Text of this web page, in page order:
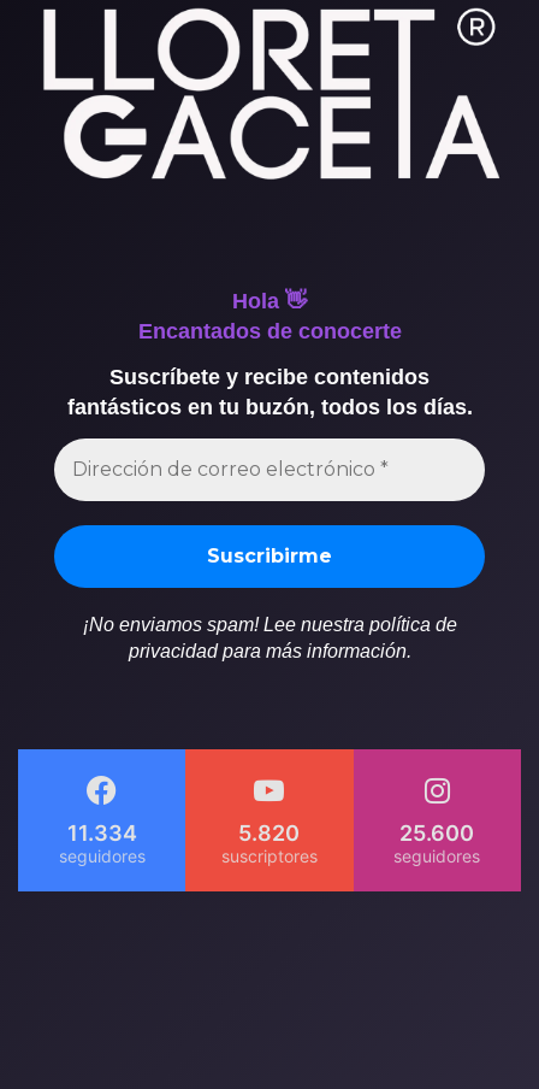
Hola 👋
Encantados de conocerte
Suscríbete y recibe contenidos
fantásticos en tu buzón, todos los días.
¡No enviamos spam! Lee nuestra política de
privacidad para más información.
11.334 5.820 25.600